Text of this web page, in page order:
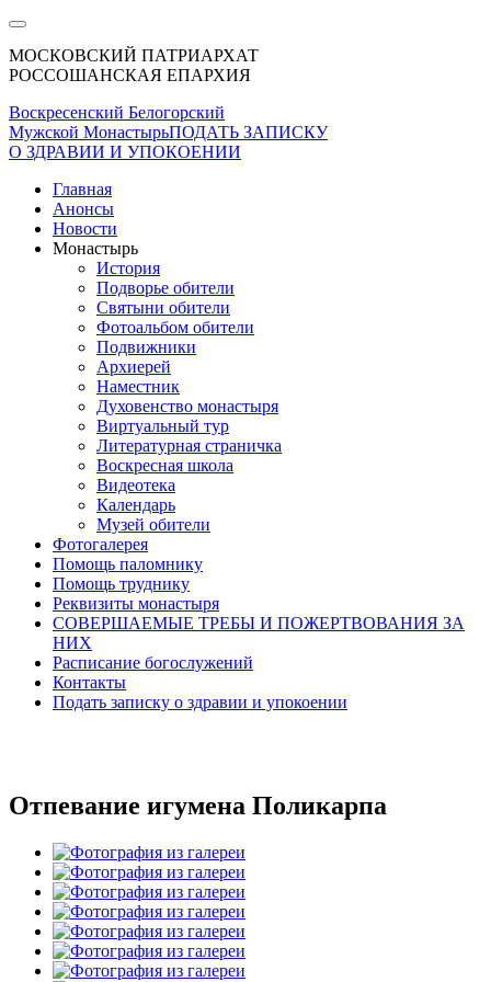
МОСКОВСКИЙ ПАТРИАРХАТ
РОССОШАНСКАЯ ЕПАРХИЯ
Воскресенский Белогорский
Мужской МонастырьПОДАТЬ ЗАПИСКУ
О ЗДРАВИИ И УПОКОЕНИИ
Главная
Анонсы
Новости
Монастырь
История
Подворье обители
Святыни обители
Фотоальбом обители
Подвижники
Архиерей
Наместник
Духовенство монастыря
Виртуальный тур
Литературная страничка
Воскресная школа
Видеотека
Календарь
Музей обители
Фотогалерея
Помощь паломнику
Помощь труднику
Реквизиты монастыря
СОВЕРШАЕМЫЕ ТРЕБЫ И ПОЖЕРТВОВАНИЯ ЗА
НИХ
Расписание богослужений
Контакты
Подать записку о здравии и упокоении
Отпевание игумена Поликарпа